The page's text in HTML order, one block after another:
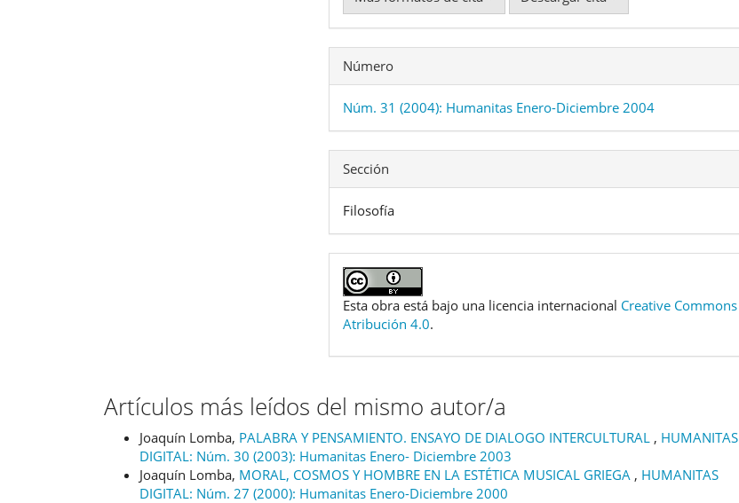
Número
Núm. 31 (2004): Humanitas Enero-Diciembre 2004
Sección
Filosofía
Esta obra está bajo una licencia internacional Creative Commons
Atribución 4.0.
Artículos más leídos del mismo autor/a
Joaquín Lomba, PALABRA Y PENSAMIENTO. ENSAYO DE DIALOGO INTERCULTURAL , HUMANITAS
DIGITAL: Núm. 30 (2003): Humanitas Enero- Diciembre 2003
Joaquín Lomba, MORAL, COSMOS Y HOMBRE EN LA ESTÉTICA MUSICAL GRIEGA , HUMANITAS
DIGITAL: Núm. 27 (2000): Humanitas Enero-Diciembre 2000